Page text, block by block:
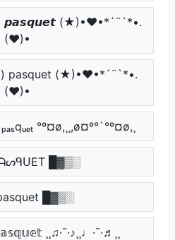
(★)•♥•*´¨`*•.
(♥)•
pasquet (★)•♥•*´¨`*•.
(♥)•
°º¤ø,¸¸,ø¤º°`°º¤ø,¸
█▓▒░
█▓▒░
¸¸♫·¯·♪¸¸♩·¯·♬¸¸